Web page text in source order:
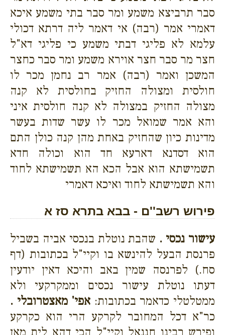
סבר תרביצא משמע ומר סבר בתי משמע איכא
דאמרי אמר (רבה) אי דאמר ליה דרתא דכולי
עלמא לא פליגי דבתי משמע כי פליגי דא"ל
חצר מר סבר חצר אוירא משמע ומר סבר כחצר
המשכן ואמר (רבה) אמר רב נחמן מכר לו
חולסית ומצולה החזיק בחולסית לא קנה
מצולה החזיק במצולה לא קנה חולסית איני
והא אמר שמואל מכר לו עשר שדות בעשר
מדינות כיון שהחזיק באחת מהן קנה כולן התם
הוא דסדנא דארעא חד הוא וכולה חדא
תשמישתא הוא אבל הכא הא תשמישתא לחוד
והא תשמישתא לחוד ואיכא דאמרי
פירוש רשב''ם - בבא בתרא סז א
עישור נכסי . שהבת נוטלת בנכסי אביה בשביל
פרנסת הבעל להינשא בו וקיי"ל בכתובות (דף
סח.) לפרנסה שמין באב והיכא דאין יודעין
דעתו נוטלת עישור נכסים וממקרקעי ולא
ממטלטלי כדאמר בכתובות: אפי' מאצטרובלי .
כר"א דכל המחובר לקרקע הרי הוא כקרקע